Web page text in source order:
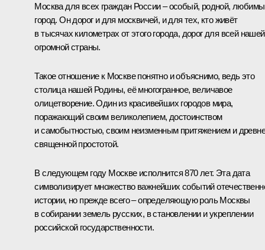
Москва для всех граждан России – особый, родной,
город. Он дорог и для москвичей, и для тех, кто живёт
в тысячах километрах от этого города, дорог для всей нашей
огромной страны.
Такое отношение к Москве понятно и объяснимо, ведь это
столица нашей Родины, её многогранное, величавое
олицетворение. Один из красивейших городов мира,
поражающий своим великолепием, достоинством
и самобытностью, своим неизменным притяжением и
священной простотой.
В следующем году Москве исполнится 870 лет. Эта дата
символизирует множество важнейших событий
истории, но прежде всего – определяющую роль Москвы
в собирании земель русских, в становлении и укреплении
российской государственности.